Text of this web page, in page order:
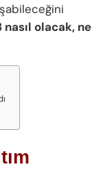
olacak, ne